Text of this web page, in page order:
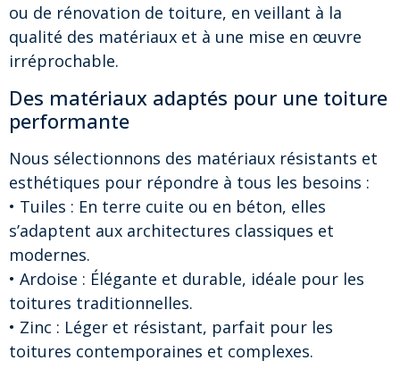
ou de rénovation de toiture, en veillant à la
qualité des matériaux et à une mise en œuvre
irréprochable.
Des matériaux adaptés pour une toiture
performante
Nous sélectionnons des matériaux résistants et
esthétiques pour répondre à tous les besoins :
• Tuiles : En terre cuite ou en béton, elles
s’adaptent aux architectures classiques et
modernes.
• Ardoise : Élégante et durable, idéale pour les
toitures traditionnelles.
• Zinc : Léger et résistant, parfait pour les
toitures contemporaines et complexes.